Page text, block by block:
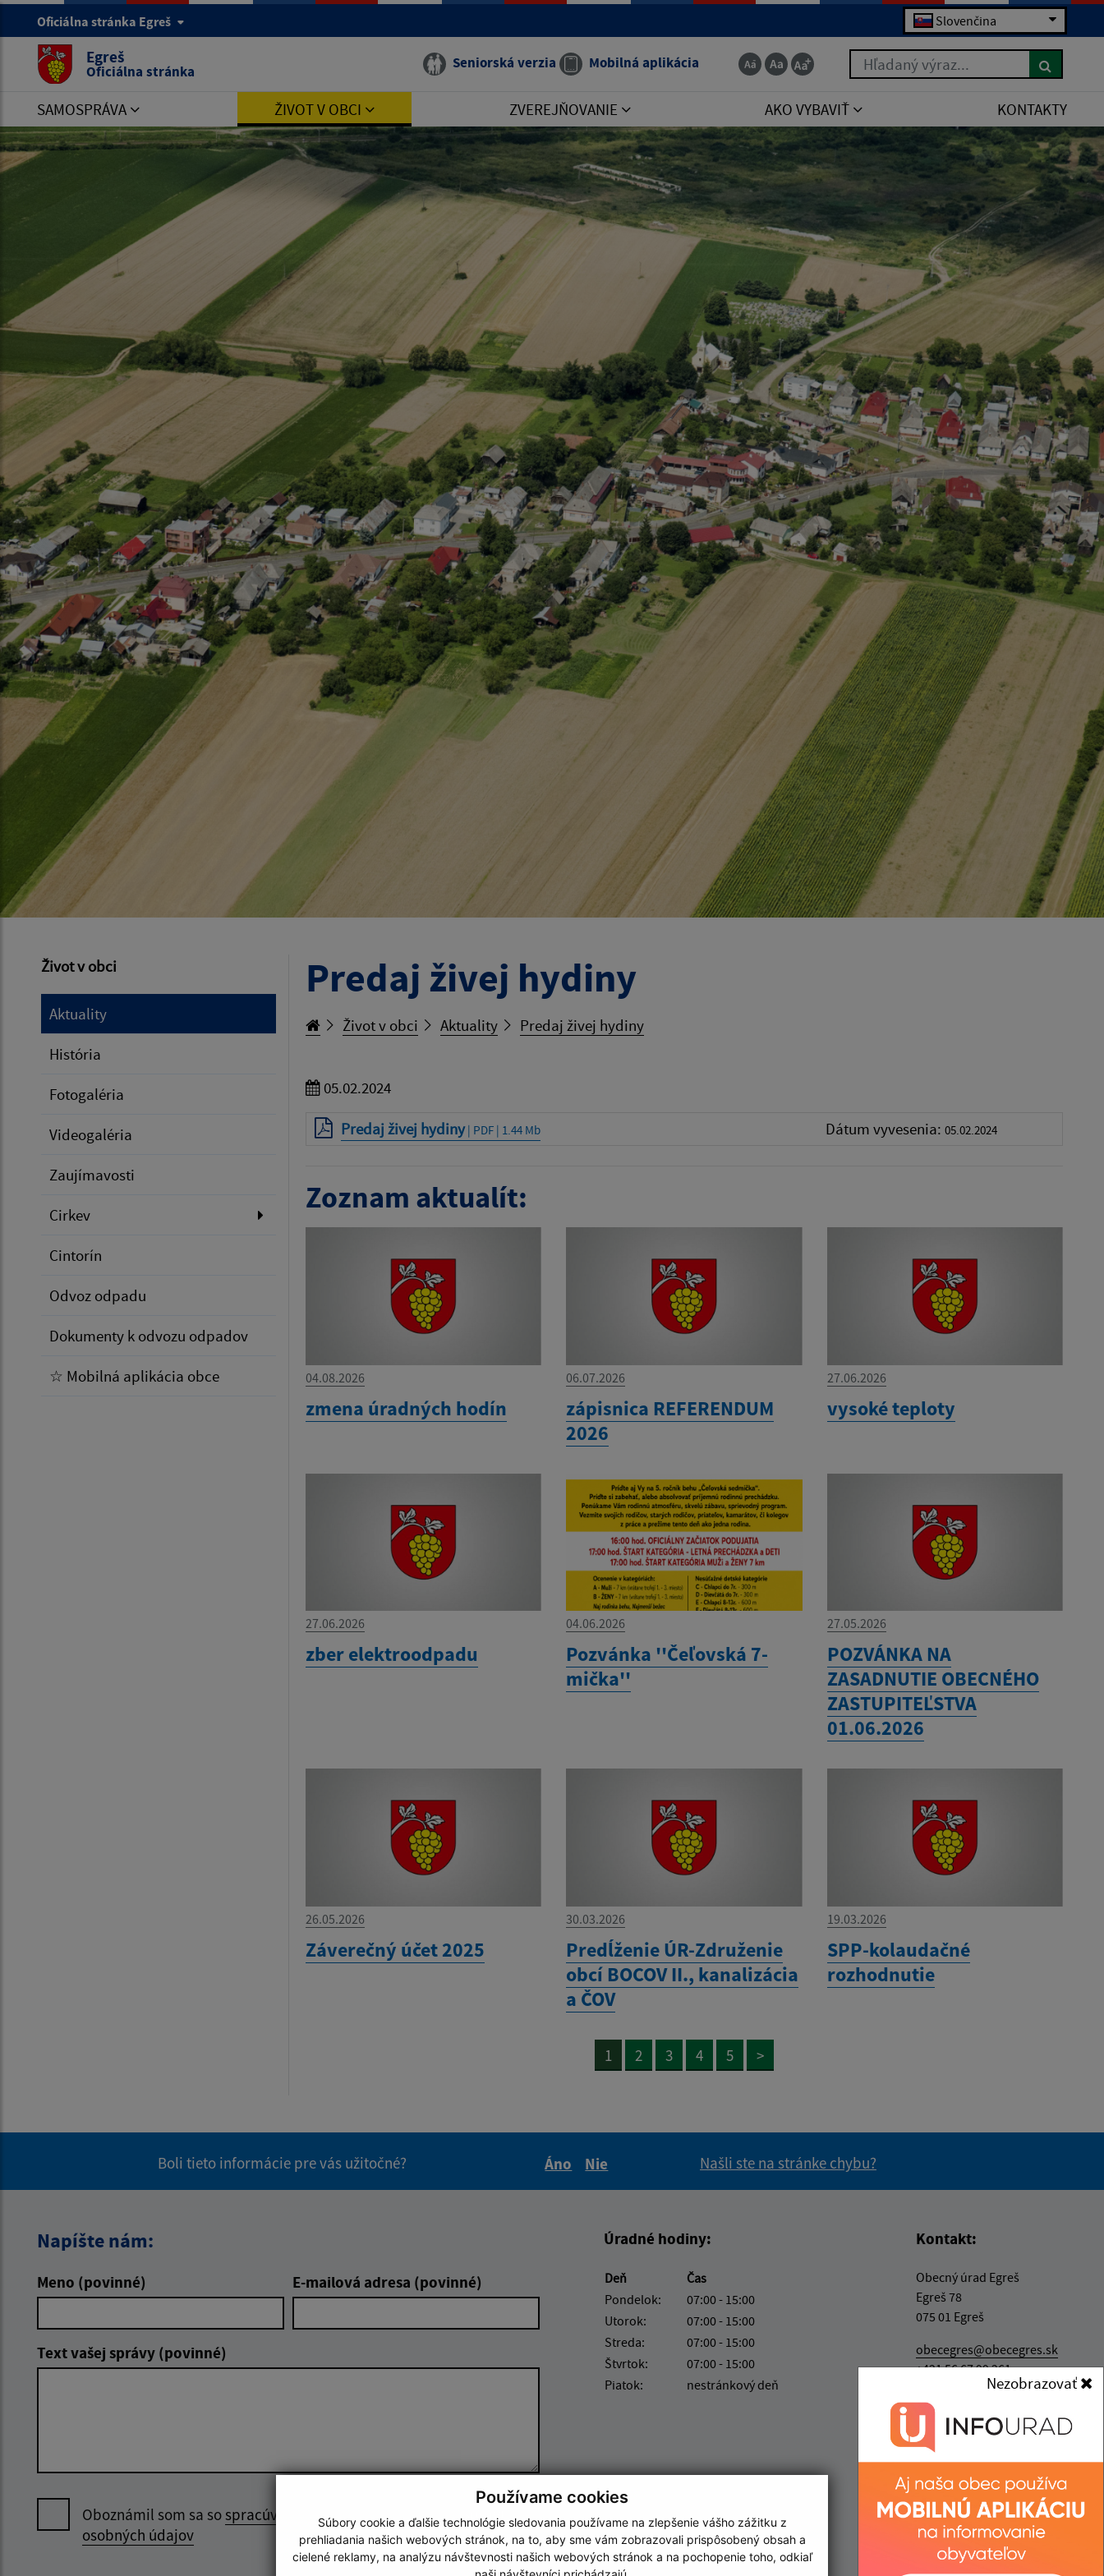
Používame cookies
Súbory cookie a ďalšie technológie sledovania používame na zlepšenie vášho zážitku z
prehliadania našich webových stránok, na to, aby sme vám zobrazovali prispôsobený obsah a
cielené reklamy, na analýzu návštevnosti našich webových stránok a na pochopenie toho, odkiaľ
Nezobrazovať
Oficiálna stránka Egreš Slovenčina
Egreš
Oficiálna stránka Seniorská verzia Mobilná aplikácia Hľadaný výraz...
SAMOSPRÁVA ŽIVOT V OBCI ZVEREJŇOVANIE AKO VYBAVIŤ KONTAKTY
Život v obci
Aktuality
História
Fotogaléria
Videogaléria
Zaujímavosti
Cirkev
Cintorín
Odvoz odpadu
Dokumenty k odvozu odpadov
☆ Mobilná aplikácia obce
Predaj živej hydiny
Život v obci Aktuality Predaj živej hydiny
05.02.2024
Predaj živej hydiny| PDF | 1.44 Mb Dátum vyvesenia: 05.02.2024
Zoznam aktualít:
04.08.2026
zmena úradných hodín
06.07.2026
zápisnica REFERENDUM
2026
27.06.2026
vysoké teploty
27.06.2026
zber elektroodpadu
04.06.2026
Pozvánka ''Čeľovská 7-
mička''
27.05.2026
POZVÁNKA NA
ZASADNUTIE OBECNÉHO
ZASTUPITEĽSTVA
01.06.2026
26.05.2026
Záverečný účet 2025
30.03.2026
Predĺženie ÚR-Združenie
obcí BOCOV II., kanalizácia
a ČOV
19.03.2026
SPP-kolaudačné
rozhodnutie
1 2 3 4 5 >
Boli tieto informácie pre vás užitočné?
Áno
Nie
Našli ste na stránke chybu?
Napíšte nám:
Meno (povinné) E-mailová adresa (povinné)
Text vašej správy (povinné)
Oboznámil som sa sospracúvaním
osobných údajov
Google reCaptcha Response
Odoslať správu
Úradné hodiny:
Deň
Čas
Pondelok:
07:00 - 15:00
Utorok:
07:00 - 15:00
Streda:
07:00 - 15:00
Štvrtok:
07:00 - 15:00
Piatok:
nestránkový deň
Kontakt:
Obecný úrad Egreš
Egreš 78
075 01 Egreš
obecegres@obecegres.sk
+421 56 67 99 261
IČO: 00331520